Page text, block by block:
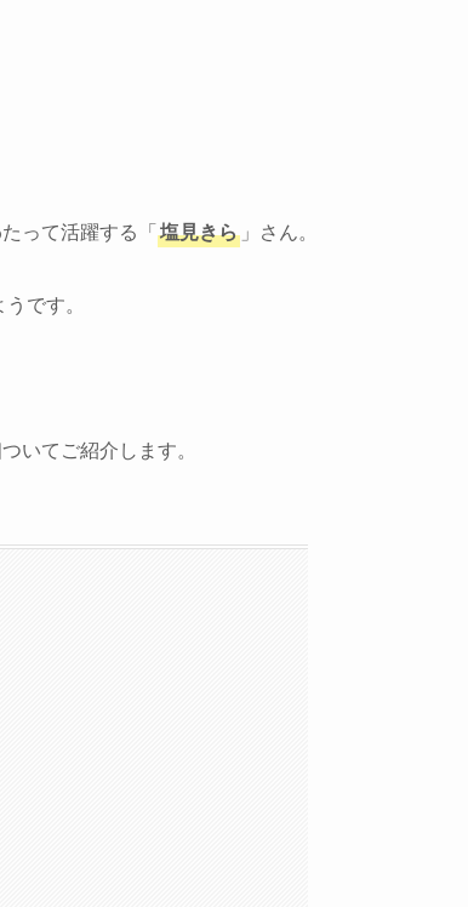
って活躍する「塩見きら 」さん。
です。
いてご紹介します。